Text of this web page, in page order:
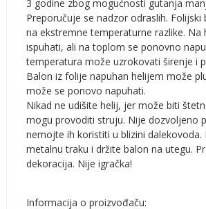
3 godine zbog mogućnosti gutanja
Preporučuje se nadzor odraslih. Folijski
na ekstremne temperaturne razlike. Na
ispuhati, ali na toplom se ponovno
temperatura može uzrokovati širenje i
Balon iz folije napuhan helijem može
može se ponovo napuhati.
Nikad ne udišite helij, jer može biti
mogu provoditi struju. Nije dozvoljeno
nemojte ih koristiti u blizini dalekovoda.
metalnu traku i držite balon na utegu.
dekoracija. Nije igračka!
Informacija o proizvođaču: